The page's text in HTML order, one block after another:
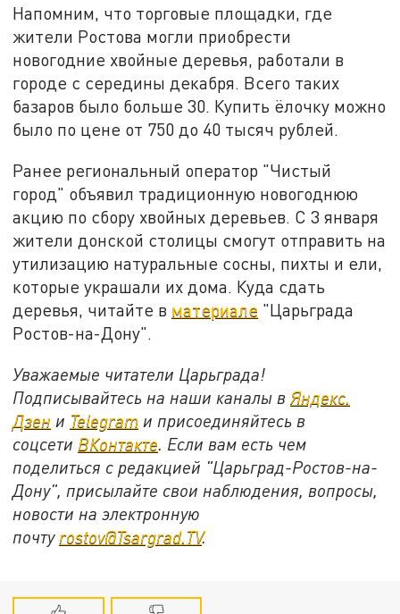
Напомним, что торговые площадки, где
жители Ростова могли приобрести
новогодние хвойные деревья, работали в
городе с середины декабря. Всего таких
базаров было больше 30. Купить ёлочку можно
было по цене от 750 до 40 тысяч рублей.
Ранее региональный оператор "Чистый
город" объявил традиционную новогоднюю
акцию по сбору хвойных деревьев. С 3 января
жители донской столицы смогут отправить на
утилизацию натуральные сосны, пихты и ели,
которые украшали их дома. Куда сдать
деревья, читайте в материале "Царьграда
Ростов-на-Дону".
Уважаемые читатели Царьграда!
Подписывайтесь на наши каналы в Яндекс.
Дзен и Telegram и присоединяйтесь в
соцсети ВКонтакте . Если вам есть чем
поделиться с редакцией "Царьград-Ростов-на-
Дону", присылайте свои наблюдения, вопросы,
новости на электронную
почту rostov@Tsargrad.ТV.